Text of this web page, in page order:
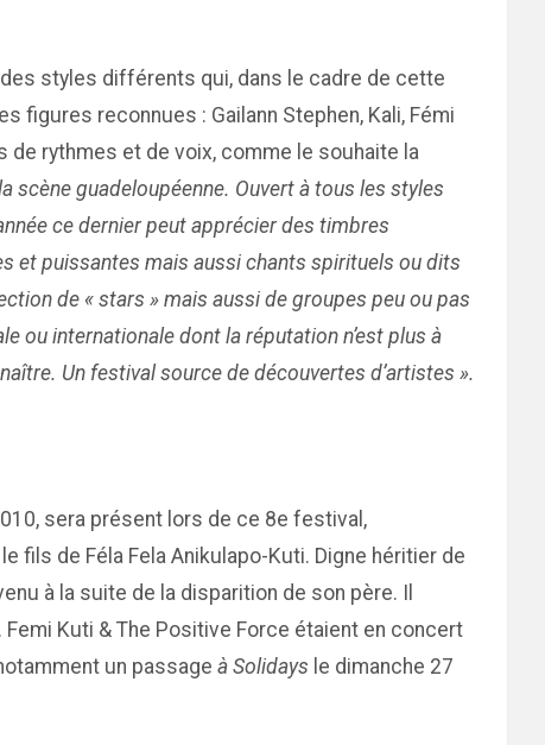
styles différents qui, dans le cadre de cette
figures reconnues : Gailann Stephen, Kali, Fémi
rythmes et de voix, comme le souhaite la
scène guadeloupéenne. Ouvert à tous les styles
ce dernier peut apprécier des timbres
et puissantes mais aussi chants spirituels ou dits
de « stars » mais aussi de groupes peu ou pas
ou internationale dont la réputation n’est plus à
Un festival source de découvertes d’artistes ».
sera présent lors de ce 8e festival,
fils de Féla Fela Anikulapo-Kuti. Digne héritier de
à la suite de la disparition de son père. Il
Kuti & The Positive Force étaient en concert
un passage à Solidays le dimanche 27